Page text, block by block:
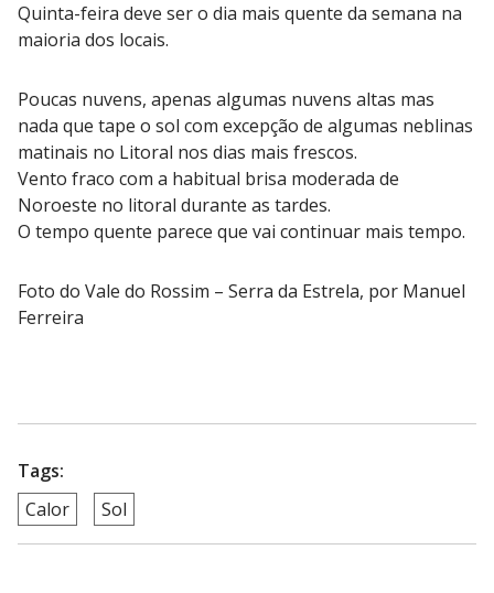
Quinta-feira deve ser o dia mais quente da semana na
maioria dos locais.
Poucas nuvens, apenas algumas nuvens altas mas
nada que tape o sol com excepção de algumas neblinas
matinais no Litoral nos dias mais frescos.
Vento fraco com a habitual brisa moderada de
Noroeste no litoral durante as tardes.
O tempo quente parece que vai continuar mais tempo.
Foto do Vale do Rossim – Serra da Estrela, por Manuel
Ferreira
Tags:
Calor
Sol